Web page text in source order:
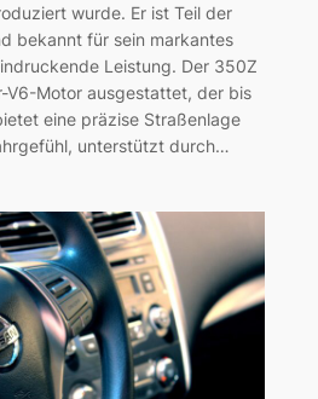
wurde. Er ist Teil der
bekannt für sein markantes
Leistung. Der 350Z
V6-Motor ausgestattet, der bis
eine präzise Straßenlage
unterstützt durch…